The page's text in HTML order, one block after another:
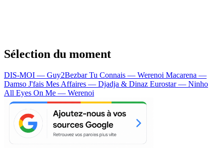
Sélection du moment
DIS-MOI — Guy2BezbarTu Connais — Werenoi Macarena —
Damso J'fais Mes Affaires — Djadja & Dinaz Eurostar — Ninho
All Eyes On Me — Werenoi